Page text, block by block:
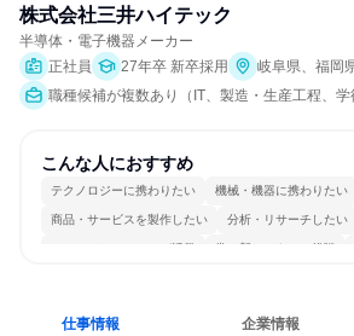
株式会社三井ハイテック
半導体・電子機器メーカー
正社員
27年卒 新卒採用
岐阜県、福岡
職種候補が複数あり（IT、製造・生産工程、
こんな人におすすめ
テクノロジーに携わりたい 機械・機器に携わりたい
商品・サービスを製作したい 分析・リサーチしたい
コミュニケーションが活発 常に新しいものに挑戦
仕事情報 企業情報